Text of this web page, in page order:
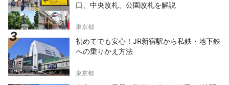
口、中央改札、公園改札を解説
東京都
初めてでも安心！JR新宿駅から私鉄・地下鉄
への乗りかえ方法
東京都